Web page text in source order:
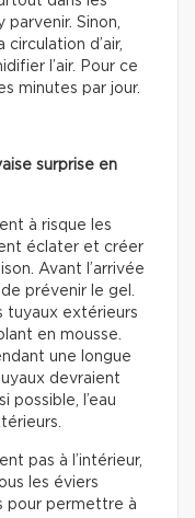
Sinon,
d’air,
l’air. Pour ce
minutes par jour.
surprise en
à risque les
éclater et créer
Avant l’arrivée
prévenir le gel.
tuyaux extérieurs
en mousse.
une longue
devraient
possible, l’eau
pas à l’intérieur,
les éviers
pour permettre à